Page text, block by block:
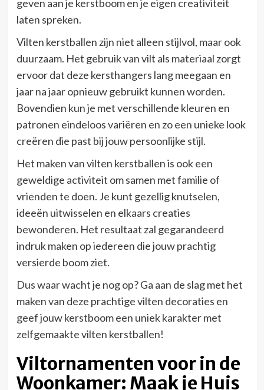
geven aan je kerstboom en je eigen creativiteit
laten spreken.
Vilten kerstballen zijn niet alleen stijlvol, maar ook
duurzaam. Het gebruik van vilt als materiaal zorgt
ervoor dat deze kersthangers lang meegaan en
jaar na jaar opnieuw gebruikt kunnen worden.
Bovendien kun je met verschillende kleuren en
patronen eindeloos variëren en zo een unieke look
creëren die past bij jouw persoonlijke stijl.
Het maken van vilten kerstballen is ook een
geweldige activiteit om samen met familie of
vrienden te doen. Je kunt gezellig knutselen,
ideeën uitwisselen en elkaars creaties
bewonderen. Het resultaat zal gegarandeerd
indruk maken op iedereen die jouw prachtig
versierde boom ziet.
Dus waar wacht je nog op? Ga aan de slag met het
maken van deze prachtige vilten decoraties en
geef jouw kerstboom een uniek karakter met
zelfgemaakte vilten kerstballen!
Viltornamenten voor in de
Woonkamer: Maak je Huis